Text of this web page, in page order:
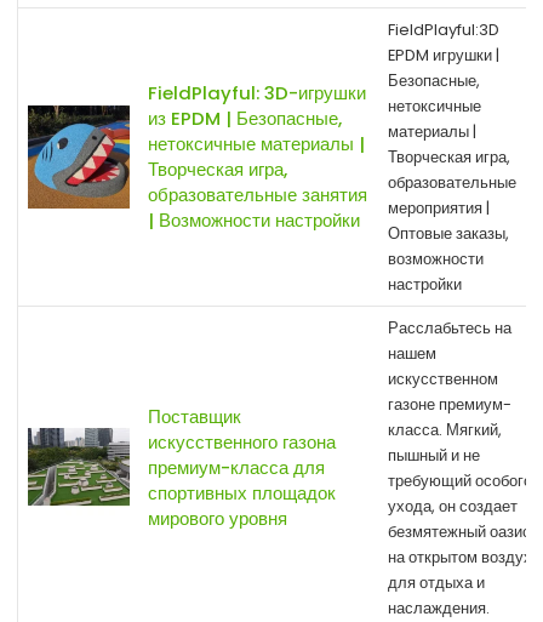
FieldPlayful: 3D-игрушки
из EPDM | Безопасные,
нетоксичные материалы |
Творческая игра,
образовательные занятия
| Возможности настройки
FieldPlayful:3D
EPDM игрушки |
Безопасные,
нетоксичные
материалы |
Творческая игра,
образовательные
мероприятия |
Оптовые заказы,
возможности
настройки
Поставщик
искусственного газона
премиум-класса для
спортивных площадок
мирового уровня
Расслабьтесь на
нашем
искусственном
газоне премиум-
класса. Мягкий,
пышный и не
требующий особого
ухода, он создает
безмятежный оазис
на открытом воздухе
для отдыха и
наслаждения.